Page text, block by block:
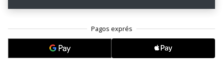
Weplayvolleyball!
¿Te
consideras